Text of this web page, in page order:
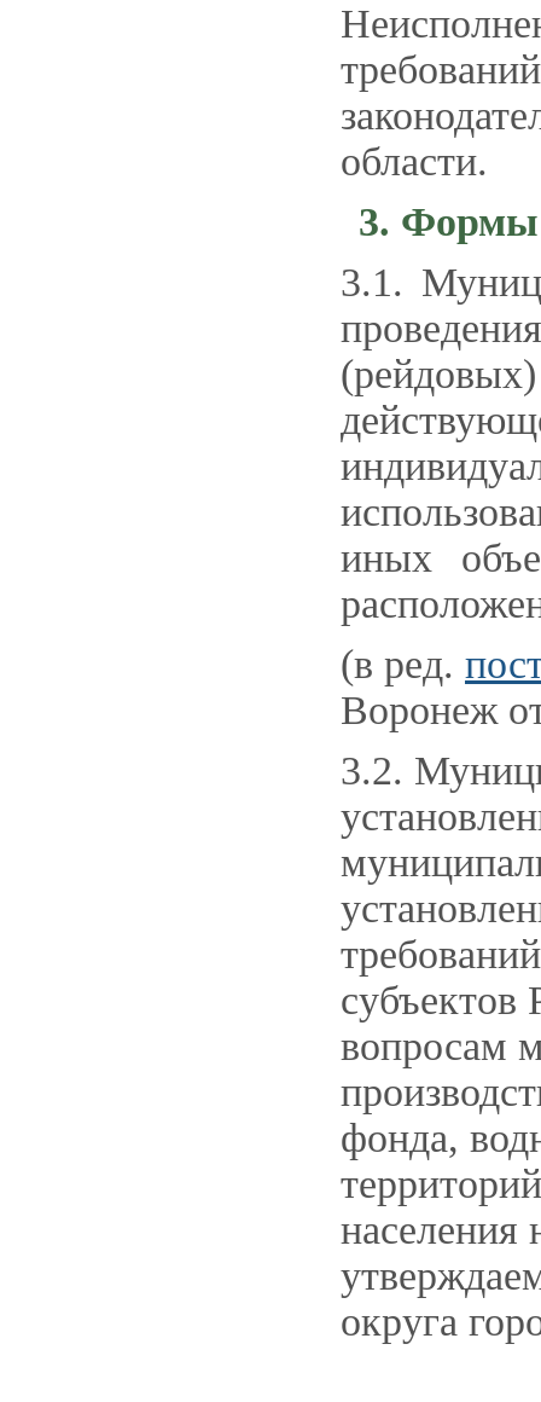
области.
3. Формы
3.1.
иных
(в ред.
Воронеж
3.2.
субъектов
вопросам
фонда,
населения
округа